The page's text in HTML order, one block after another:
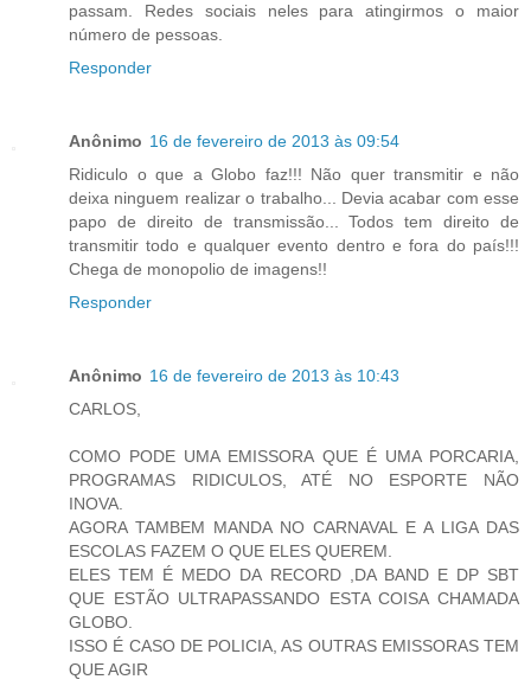
passam. Redes sociais neles para atingirmos o maior
número de pessoas.
Responder
Anônimo 16 de fevereiro de 2013 às 09:54
Ridiculo o que a Globo faz!!! Não quer transmitir e não
deixa ninguem realizar o trabalho... Devia acabar com esse
papo de direito de transmissão... Todos tem direito de
transmitir todo e qualquer evento dentro e fora do país!!!
Chega de monopolio de imagens!!
Responder
Anônimo 16 de fevereiro de 2013 às 10:43
CARLOS,
COMO PODE UMA EMISSORA QUE É UMA PORCARIA,
PROGRAMAS RIDICULOS, ATÉ NO ESPORTE NÃO
INOVA.
AGORA TAMBEM MANDA NO CARNAVAL E A LIGA DAS
ESCOLAS FAZEM O QUE ELES QUEREM.
ELES TEM É MEDO DA RECORD ,DA BAND E DP SBT
QUE ESTÃO ULTRAPASSANDO ESTA COISA CHAMADA
GLOBO.
ISSO É CASO DE POLICIA, AS OUTRAS EMISSORAS TEM
QUE AGIR